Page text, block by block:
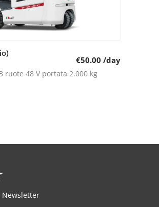
€50.00 /day
ruote 48 V portata 2.000 kg